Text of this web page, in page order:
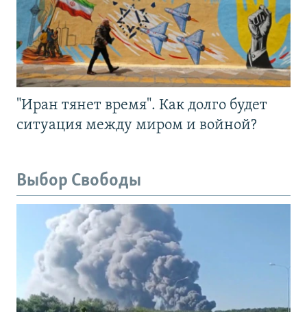
"Иран тянет время". Как долго будет
ситуация между миром и войной?
Выбор Свободы